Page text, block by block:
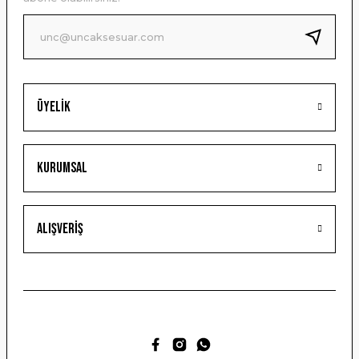
Ürün fiyatı diğer sitelerden daha pahalı.
Bu ürüne benzer farklı alternatifler olmalı.
Gönder
Üyelik
Kurumsal
Alışveriş